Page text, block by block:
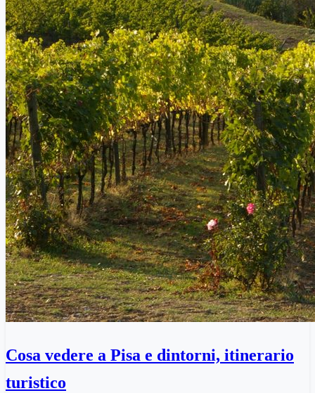
Cosa vedere a Pisa e dintorni, itinerario
turistico